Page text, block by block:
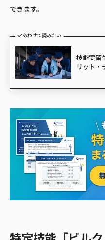
できます。
あわせて読みたい
技能実習
リット・